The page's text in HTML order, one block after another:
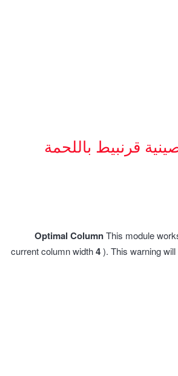
قرنبيط باللحمة
Optimal ColumnThis module
current column width4). This warning